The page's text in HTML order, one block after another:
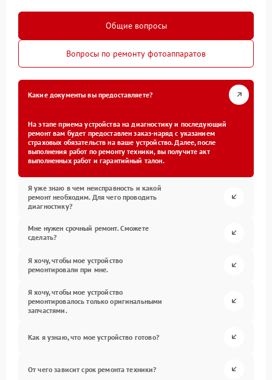
Общие вопросы
Вопросы по ремонту фотоаппаратов
Какие документы вы предоставляете?
На этапе приема устройства на диагностику и последующий
ремонт вам будет предоставлен заказ-наряд с указанием
страховых обязательств на ваше устройство. Далее, после
выполнения работ по ремонту техники, вы получите акт
выполненных работ и гарантийный талон.
Я уже знаю в чем неисправность и какой
ремонт необходим. Для чего проводить
диагностику?
Мне нужен срочный ремонт. Сможете
сделать?
Я хочу, чтобы мое устройство
ремонтировали при мне.
Я хочу, чтобы мое устройство
ремонтировалось только оригинальными
запчастями.
Как я узнаю, что мое устройство готово?
От чего зависит срок ремонта техники?